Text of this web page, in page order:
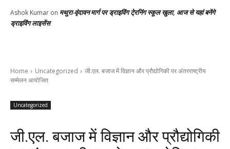
Ashok Kumar on मथुरा-वृंदावन मार्ग पर ड्राइविंग टे्रनिंग स्कूल खुला, आज से यहां बनेंगे
ड्राइविंग लाइसेंस